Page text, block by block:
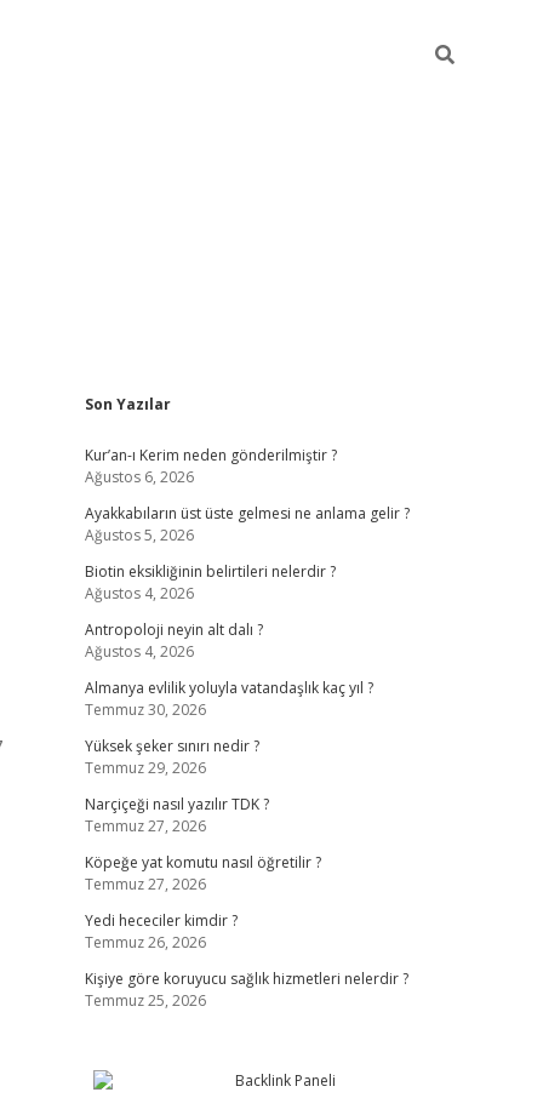
Sidebar
Son Yazılar
Kur’an-ı Kerim neden gönderilmiştir ?
Ağustos 6, 2026
Ayakkabıların üst üste gelmesi ne anlama gelir ?
Ağustos 5, 2026
Biotin eksikliğinin belirtileri nelerdir ?
Ağustos 4, 2026
Antropoloji neyin alt dalı ?
Ağustos 4, 2026
Almanya evlilik yoluyla vatandaşlık kaç yıl ?
Temmuz 30, 2026
Yüksek şeker sınırı nedir ?
Temmuz 29, 2026
Narçiçeği nasıl yazılır TDK ?
Temmuz 27, 2026
Köpeğe yat komutu nasıl öğretilir ?
Temmuz 27, 2026
Yedi hececiler kimdir ?
Temmuz 26, 2026
Kişiye göre koruyucu sağlık hizmetleri nelerdir ?
Temmuz 25, 2026